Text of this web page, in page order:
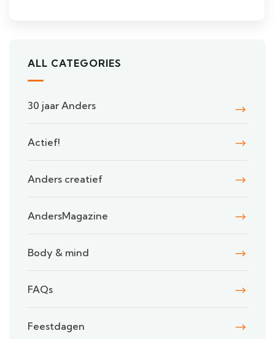
ALL CATEGORIES
30 jaar Anders
Actief!
Anders creatief
AndersMagazine
Body & mind
FAQs
Feestdagen